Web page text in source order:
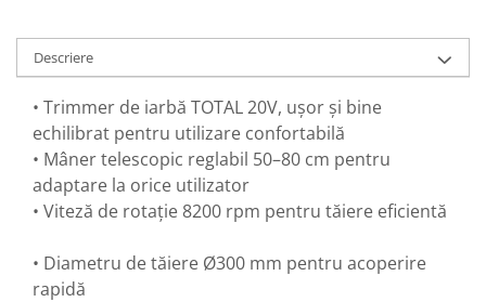
Prelate și Folii de Protecție
Prelungitoare
Rindele electrice
Accesorii rindele
Scule electrice
Accesorii pentru polizor
Compresoare aer
Fierastrau sabie
Descriere
• Trimmer de iarbă TOTAL 20V, ușor și bine
echilibrat pentru utilizare confortabilă
• Mâner telescopic reglabil 50–80 cm pentru
adaptare la orice utilizator
• Viteză de rotație 8200 rpm pentru tăiere eficientă
• Diametru de tăiere Ø300 mm pentru acoperire
rapidă